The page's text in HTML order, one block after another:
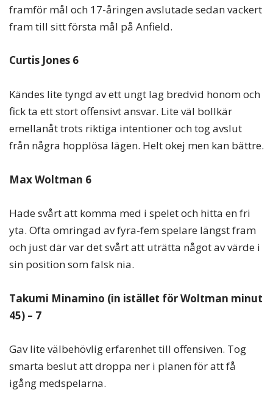
framför mål och 17-åringen avslutade sedan vackert
fram till sitt första mål på Anfield.
Curtis Jones 6
Kändes lite tyngd av ett ungt lag bredvid honom och
fick ta ett stort offensivt ansvar. Lite väl bollkär
emellanåt trots riktiga intentioner och tog avslut
från några hopplösa lägen. Helt okej men kan bättre.
Max Woltman 6
Hade svårt att komma med i spelet och hitta en fri
yta. Ofta omringad av fyra-fem spelare längst fram
och just där var det svårt att uträtta något av värde i
sin position som falsk nia.
Takumi Minamino (in istället för Woltman minut
45) – 7
Gav lite välbehövlig erfarenhet till offensiven. Tog
smarta beslut att droppa ner i planen för att få
igång medspelarna.